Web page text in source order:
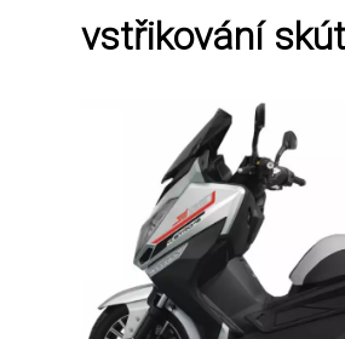
vstřikování